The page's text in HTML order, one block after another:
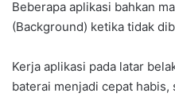
Beberapa aplikasi bahkan
(Background) ketika tidak
Kerja aplikasi pada latar
baterai menjadi cepat